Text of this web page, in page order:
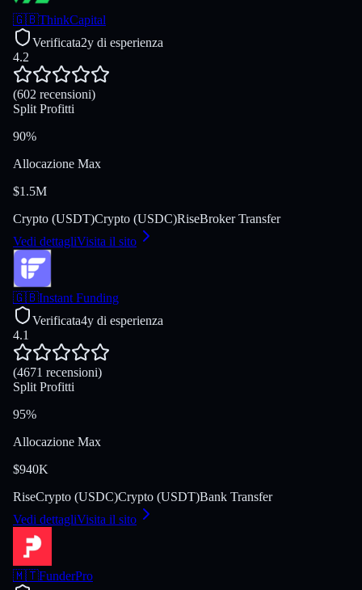
🇬🇧ThinkCapital
Verificata2y di esperienza
4.2
(602 recensioni)
Split Profitti
90%
Allocazione Max
$1.5M
Crypto (USDT)Crypto (USDC)RiseBroker Transfer
Vedi dettagliVisita il sito
🇬🇧Instant Funding
Verificata4y di esperienza
4.1
(4671 recensioni)
Split Profitti
95%
Allocazione Max
$940K
RiseCrypto (USDC)Crypto (USDT)Bank Transfer
Vedi dettagliVisita il sito
🇲🇹FunderPro